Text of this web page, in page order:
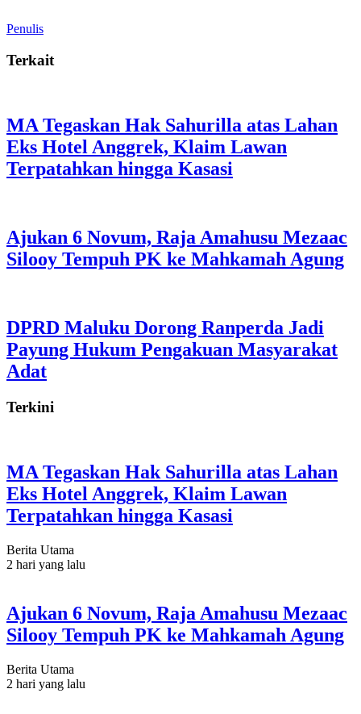
Penulis
Terkait
MA Tegaskan Hak Sahurilla atas Lahan
Eks Hotel Anggrek, Klaim Lawan
Terpatahkan hingga Kasasi
Ajukan 6 Novum, Raja Amahusu Mezaac
Silooy Tempuh PK ke Mahkamah Agung
DPRD Maluku Dorong Ranperda Jadi
Payung Hukum Pengakuan Masyarakat
Adat
Terkini
MA Tegaskan Hak Sahurilla atas Lahan
Eks Hotel Anggrek, Klaim Lawan
Terpatahkan hingga Kasasi
Berita Utama
2 hari yang lalu
Ajukan 6 Novum, Raja Amahusu Mezaac
Silooy Tempuh PK ke Mahkamah Agung
Berita Utama
2 hari yang lalu